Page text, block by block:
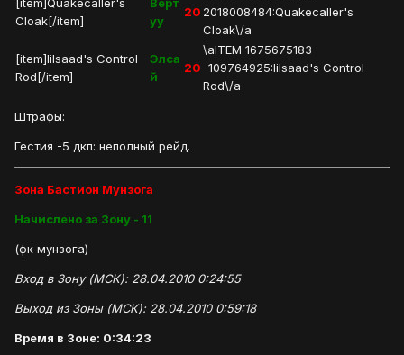
[item]Quakecaller's
Cloak[/item]
Верт
уу
20 2018008484:Quakecaller's
Cloak\/a
[item]Iilsaad's Control
Rod[/item]
Элса
й
20
\aITEM 1675675183
-109764925:Iilsaad's Control
Rod\/a
Штрафы:
Гестия -5 дкп: неполный рейд.
Зона Бастион Мунзога
Начислено за Зону - 11
(фк мунзога)
Вход в Зону (МСК): 28.04.2010 0:24:55
Выход из Зоны (МСК): 28.04.2010 0:59:18
Время в Зоне: 0:34:23